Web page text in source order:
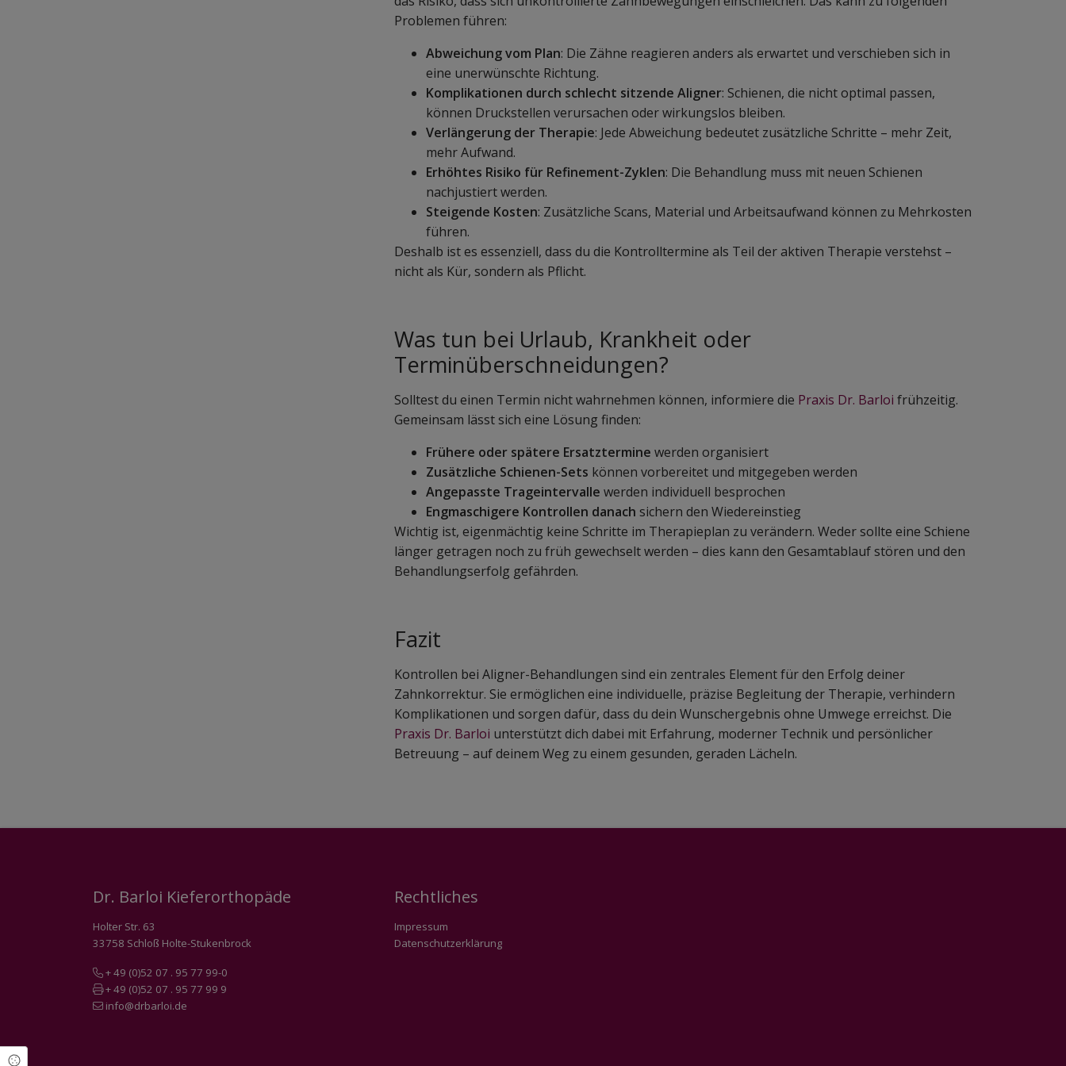
Problemen führen:
Abweichung vom Plan: Die Zähne reagieren anders als erwartet und verschieben sich in
eine unerwünschte Richtung.
Komplikationen durch schlecht sitzende Aligner: Schienen, die nicht optimal passen,
können Druckstellen verursachen oder wirkungslos bleiben.
Verlängerung der Therapie: Jede Abweichung bedeutet zusätzliche Schritte – mehr Zeit,
mehr Aufwand.
Erhöhtes Risiko für Refinement-Zyklen: Die Behandlung muss mit neuen Schienen
nachjustiert werden.
Steigende Kosten: Zusätzliche Scans, Material und Arbeitsaufwand können zu Mehrkosten
führen.
Deshalb ist es essenziell, dass du die Kontrolltermine als Teil der aktiven Therapie verstehst –
nicht als Kür, sondern als Pflicht.
Was tun bei Urlaub, Krankheit oder
Terminüberschneidungen?
Solltest du einen Termin nicht wahrnehmen können, informiere die Praxis Dr. Barloi frühzeitig.
Gemeinsam lässt sich eine Lösung finden:
Frühere oder spätere Ersatztermine werden organisiert
Zusätzliche Schienen-Sets können vorbereitet und mitgegeben werden
Angepasste Trageintervalle werden individuell besprochen
Engmaschigere Kontrollen danach sichern den Wiedereinstieg
Wichtig ist, eigenmächtig keine Schritte im Therapieplan zu verändern. Weder sollte eine Schiene
länger getragen noch zu früh gewechselt werden – dies kann den Gesamtablauf stören und den
Behandlungserfolg gefährden.
Fazit
Kontrollen bei Aligner-Behandlungen sind ein zentrales Element für den Erfolg deiner
Zahnkorrektur. Sie ermöglichen eine individuelle, präzise Begleitung der Therapie, verhindern
Komplikationen und sorgen dafür, dass du dein Wunschergebnis ohne Umwege erreichst. Die
Praxis Dr. Barloi unterstützt dich dabei mit Erfahrung, moderner Technik und persönlicher
Betreuung – auf deinem Weg zu einem gesunden, geraden Lächeln.
Dr. Barloi Kieferorthopäde
Holter Str. 63
33758 Schloß Holte-Stukenbrock
+ 49 (0)52 07 . 95 77 99-0
+ 49 (0)52 07 . 95 77 99 9
info@drbarloi.de
Rechtliches
Impressum
Datenschutzerklärung